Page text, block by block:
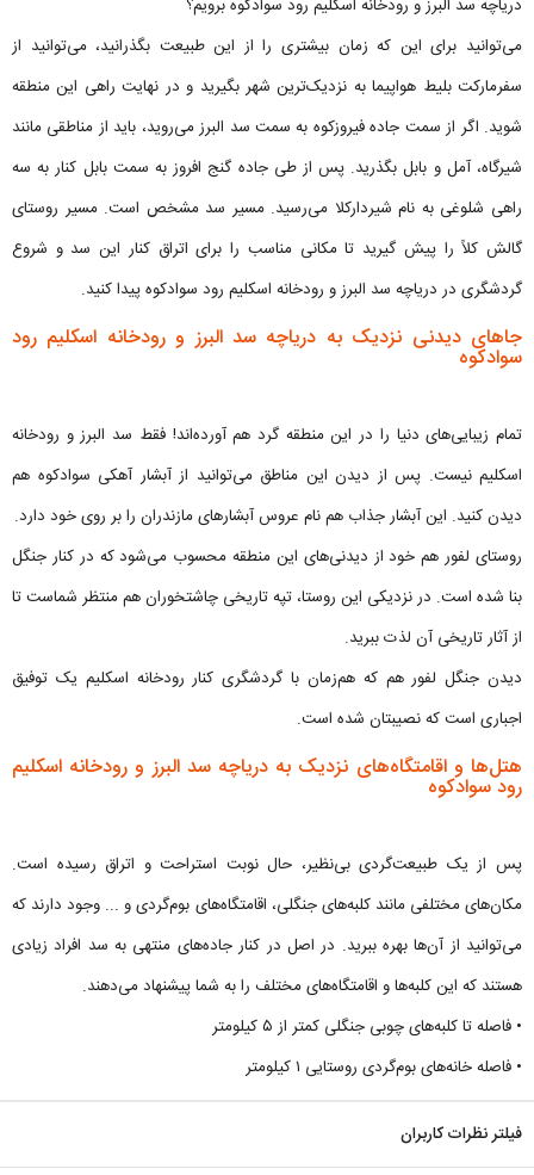
دریاچه سد البرز و رودخانه اسکلیم رود سوادکوه برویم؟
می‌توانید برای این که زمان بیشتری را از این طبیعت بگذرانید، می‌توانید از
سفرمارکت بلیط هواپیما به نزدیک‌ترین شهر بگیرید و در نهایت راهی این منطقه
شوید. اگر از سمت جاده فیروزکوه به سمت سد البرز می‌روید، باید از مناطقی مانند
شیرگاه، آمل و بابل بگذرید. پس از طی جاده گنج افروز به سمت بابل کنار به سه
راهی شلوغی به نام شیردارکلا می‌رسید. مسیر سد مشخص است. مسیر روستای
گالش کلاً را پیش گیرید تا مکانی مناسب را برای اتراق کنار این سد و شروع
گردشگری در دریاچه سد البرز و رودخانه اسکلیم رود سوادکوه پیدا کنید.
جاهای دیدنی نزدیک به دریاچه سد البرز و رودخانه اسکلیم رود
سوادکوه
تمام زیبایی‌های دنیا را در این منطقه گرد هم آورده‌اند! فقط سد البرز و رودخانه
اسکلیم نیست. پس از دیدن این مناطق می‌توانید از آبشار آهکی سوادکوه هم
دیدن کنید. این آبشار جذاب هم نام عروس آبشارهای مازندران را بر روی خود دارد.
روستای لفور هم خود از دیدنی‌های این منطقه محسوب می‌شود که در کنار جنگل
بنا شده است. در نزدیکی این روستا، تپه تاریخی چاشتخوران هم منتظر شماست تا
از آثار تاریخی آن لذت ببرید.
دیدن جنگل لفور هم که هم‌زمان با گردشگری کنار رودخانه اسکلیم یک توفیق
اجباری است که نصیبتان شده است.
هتل‌ها و اقامتگاه‌های نزدیک به دریاچه سد البرز و رودخانه اسکلیم
رود سوادکوه
پس از یک طبیعت‌گردی بی‌نظیر، حال نوبت استراحت و اتراق رسیده است.
مکان‌های مختلفی مانند کلبه‌های جنگلی، اقامتگاه‌های بوم‌گردی و ... وجود دارند که
می‌توانید از آن‌ها بهره ببرید. در اصل در کنار جاده‌های منتهی به سد افراد زیادی
هستند که این کلبه‌ها و اقامتگاه‌های مختلف را به شما پیشنهاد می‌دهند.
• فاصله تا کلبه‌های چوبی جنگلی کمتر از ۵ کیلومتر
• فاصله خانه‌های بوم‌گردی روستایی ۱ کیلومتر
فیلتر نظرات کاربران